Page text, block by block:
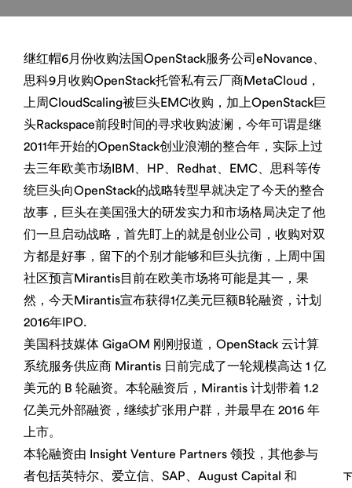
继红帽6月份收购法国OpenStack服务公司eNovance、
思科9月收购OpenStack托管私有云厂商MetaCloud，
上周CloudScaling被巨头EMC收购，加上OpenStack巨
头Rackspace前段时间的寻求收购波澜，今年可谓是继
2011年开始的OpenStack创业浪潮的整合年，实际上过
去三年欧美市场IBM、HP、Redhat、EMC、思科等传
统巨头向OpenStack的战略转型早就决定了今天的整合
故事，巨头在美国强大的研发实力和市场格局决定了他
们一旦启动战略，首先盯上的就是创业公司，收购对双
方都是好事，留下的个别才能够和巨头抗衡，上周中国
社区预言Mirantis目前在欧美市场将可能是其一，果
然，今天Mirantis宣布获得1亿美元巨额B轮融资，计划
2016年IPO.
美国科技媒体 GigaOM 刚刚报道，OpenStack 云计算
系统服务供应商 Mirantis 日前完成了一轮规模高达 1 亿
美元的 B 轮融资。本轮融资后，Mirantis 计划带着 1.2
亿美元外部融资，继续扩张用户群，并最早在 2016 年
上市。
本轮融资由 Insight Venture Partners 领投，其他参与
者包括英特尔、爱立信、SAP、August Capital 和